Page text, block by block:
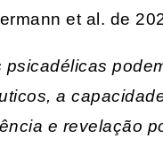
et al. de
a
e revelação